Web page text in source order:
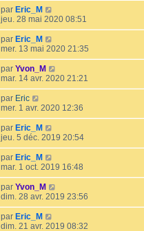
par Eric_M
jeu. 28 mai 2020 08:51
par Eric_M
mer. 13 mai 2020 21:35
par Yvon_M
mar. 14 avr. 2020 21:21
par Eric
mer. 1 avr. 2020 12:36
par Eric_M
jeu. 5 déc. 2019 20:54
par Eric_M
mar. 1 oct. 2019 16:48
par Yvon_M
dim. 28 avr. 2019 23:56
par Eric_M
dim. 21 avr. 2019 08:32